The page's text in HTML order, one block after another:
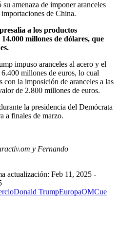
amenaza de imponer aranceles
de China.
a los productos
millones de dólares, que
impuso aranceles al acero y el
millones de euros, lo cual
con la imposición de aranceles a las
de 2.800 millones de euros.
la presidencia del Demócrata
a finales de marzo.
y Fernando
actualización: Feb 11, 2025 -
Donald TrumpEuropaOMCue